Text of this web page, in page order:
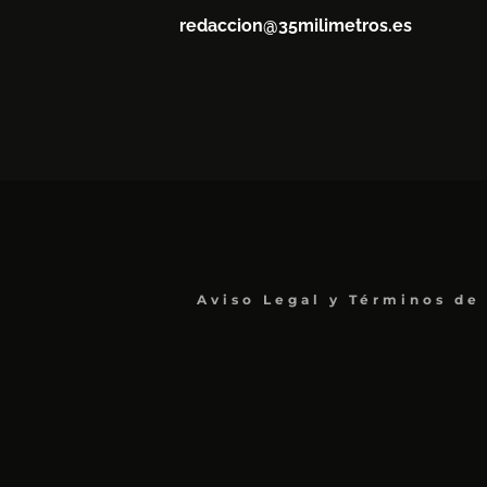
redaccion@35milimetros.es
Aviso Legal y Términos de